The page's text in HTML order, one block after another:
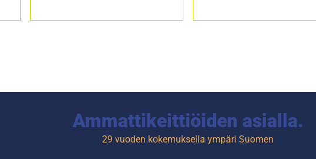
Ammattikeittiöiden asialla.
29 vuoden kokemuksella ympäri Suomen